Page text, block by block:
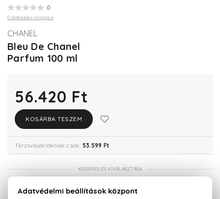
0
0 értékelés alapján
CHANEL
Bleu De Chanel
Parfum 100 ml
56.420 Ft
KOSÁRBA TESZEM
Törzsvásárlóknak csak: 53.599 Ft
KISZERELÉS KIVÁLASZTÁSA
Teszter 100 ml